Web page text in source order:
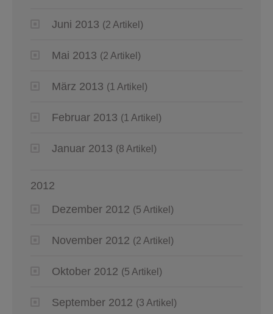
Juni 2013 (2 Artikel)
Mai 2013 (2 Artikel)
März 2013 (1 Artikel)
Februar 2013 (1 Artikel)
Januar 2013 (8 Artikel)
2012
Dezember 2012 (5 Artikel)
November 2012 (2 Artikel)
Oktober 2012 (5 Artikel)
September 2012 (3 Artikel)